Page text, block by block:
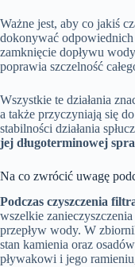
Ważne jest, aby co jakiś
dokonywać
zamknięcie dopływu
poprawia szczelność
Wszystkie te działania
a także przyczyniają się
stabilności działania
jej długoterminowej
Na co zwrócić uwagę
Podczas czyszczenia
wszelkie
przepływ wody. W
stan kamienia oraz
pływakowi i jego